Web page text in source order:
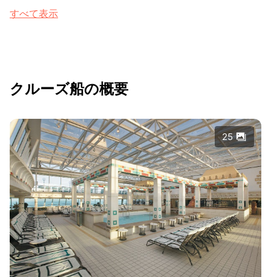
すべて表示
クルーズ船の概要
25